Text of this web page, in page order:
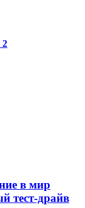
2
в мир
тест-драйв